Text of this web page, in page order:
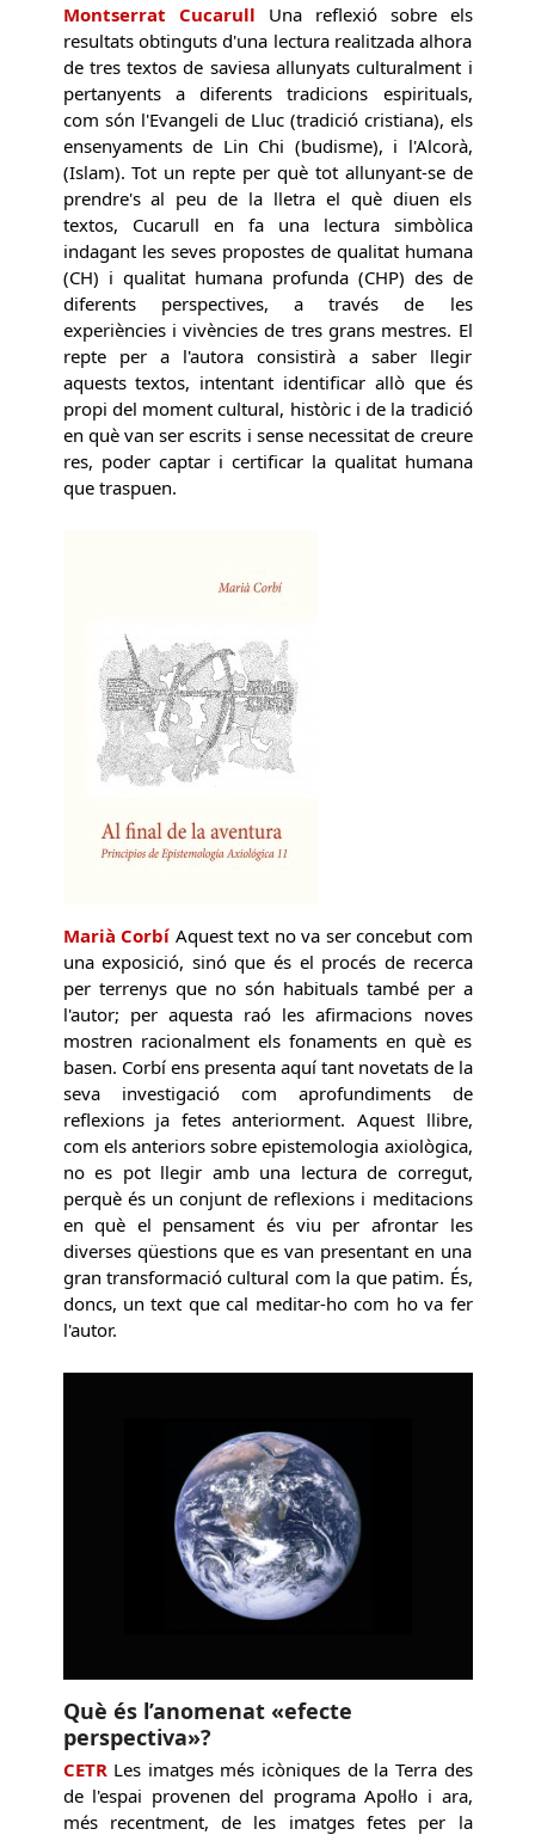
Montserrat Cucarull Una reflexió sobre els
resultats obtinguts d'una lectura realitzada alhora
de tres textos de saviesa allunyats culturalment i
pertanyents a diferents tradicions espirituals,
com són l'Evangeli de Lluc (tradició cristiana), els
ensenyaments de Lin Chi (budisme), i l'Alcorà,
(Islam). Tot un repte per què tot allunyant-se de
prendre's al peu de la lletra el què diuen els
textos, Cucarull en fa una lectura simbòlica
indagant les seves propostes de qualitat humana
(CH) i qualitat humana profunda (CHP) des de
diferents perspectives, a través de les
experiències i vivències de tres grans mestres. El
repte per a l'autora consistirà a saber llegir
aquests textos, intentant identificar allò que és
propi del moment cultural, històric i de la tradició
en què van ser escrits i sense necessitat de creure
res, poder captar i certificar la qualitat humana
que traspuen.
Marià Corbí Aquest text no va ser concebut com
una exposició, sinó que és el procés de recerca
per terrenys que no són habituals també per a
l'autor; per aquesta raó les afirmacions noves
mostren racionalment els fonaments en què es
basen. Corbí ens presenta aquí tant novetats de la
seva investigació com aprofundiments de
reflexions ja fetes anteriorment. Aquest llibre,
com els anteriors sobre epistemologia axiològica,
no es pot llegir amb una lectura de corregut,
perquè és un conjunt de reflexions i meditacions
en què el pensament és viu per afrontar les
diverses qüestions que es van presentant en una
gran transformació cultural com la que patim. És,
doncs, un text que cal meditar-ho com ho va fer
l'autor.
Què és l’anomenat «efecte
perspectiva»?
CETRLes imatges més icòniques de la Terra des
de l'espai provenen del programa Apol·lo i ara,
més recentment, de les imatges fetes per la